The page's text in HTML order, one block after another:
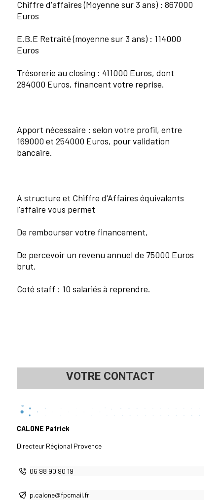
Chiffre d'affaires (Moyenne sur 3 ans) : 867000
Euros
E.B.E Retraité (moyenne sur 3 ans) : 114000
Euros
Trésorerie au closing : 411000 Euros, dont
284000 Euros, financent votre reprise.
Apport nécessaire : selon votre profil, entre
169000 et 254000 Euros, pour validation
bancaire.
A structure et Chiffre d'Affaires équivalents
l'affaire vous permet
De rembourser votre financement,
De percevoir un revenu annuel de 75000 Euros
brut.
Coté staff : 10 salariés à reprendre.
VOTRE CONTACT
CALONE Patrick
Directeur Régional Provence
06 98 90 90 19
p.calone@fpcmail.fr